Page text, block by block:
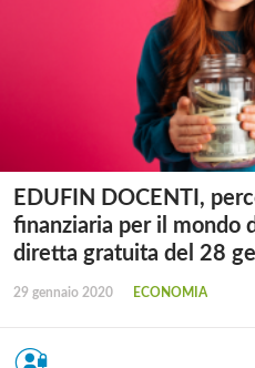
EDUFIN DOCENTI,
finanziaria per il mondo
diretta gratuita del 28
29 gennaio 2020 ECONOMIA